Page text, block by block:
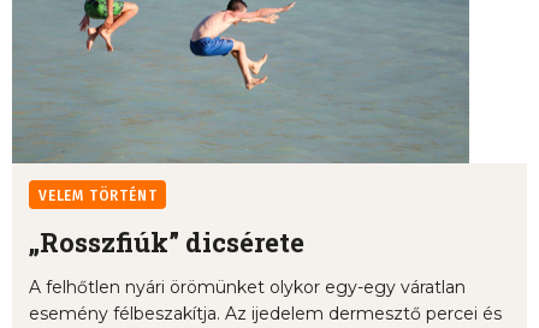
VELEM TÖRTÉNT
„Rosszfiúk” dicsérete
A felhőtlen nyári örömünket olykor egy-egy váratlan
esemény félbeszakítja. Az ijedelem dermesztő percei és